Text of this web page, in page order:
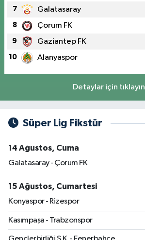
7 Galatasaray
8 Çorum FK
9 Gaziantep FK
10 Alanyaspor
Detaylar için tıklayın
Süper Lig Fikstür
14 Ağustos, Cuma
Galatasaray - Çorum FK
15 Ağustos, Cumartesi
Konyaspor - Rizespor
Kasımpaşa - Trabzonspor